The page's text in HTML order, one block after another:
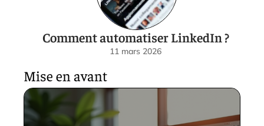
Comment automatiser LinkedIn ?
11 mars 2026
Mise en avant